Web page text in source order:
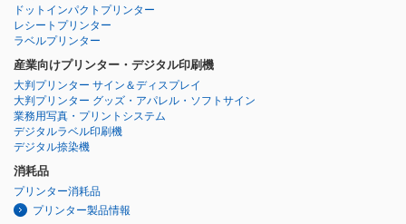
ドットインパクトプリンター
レシートプリンター
ラベルプリンター
産業向けプリンター・デジタル印刷機
大判プリンター サイン＆ディスプレイ
大判プリンター グッズ・アパレル・ソフトサイン
業務用写真・プリントシステム
デジタルラベル印刷機
デジタル捺染機
消耗品
プリンター消耗品
プリンター製品情報